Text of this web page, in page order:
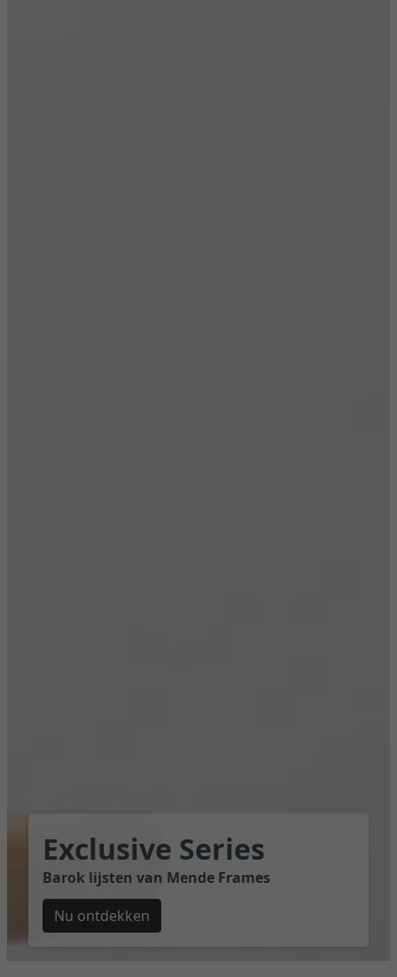
Exclusive Series
Barok lijsten van Mende Frames
Nu ontdekken